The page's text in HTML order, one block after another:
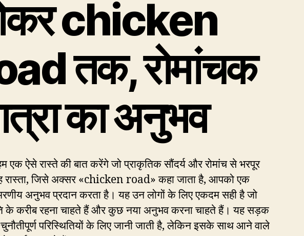
chicken
तक, रोमांचक
का अनुभव
एक ऐसे रास्ते की बात करेंगे जो प्राकृतिक सौंदर्य और रोमांच से भरपूर
रास्ता, जिसे अक्सर «chicken road» कहा जाता है, आपको एक
अनुभव प्रदान करता है। यह उन लोगों के लिए एकदम सही है जो
के करीब रहना चाहते हैं और कुछ नया अनुभव करना चाहते हैं। यह सड़क
परिस्थितियों के लिए जानी जाती है, लेकिन इसके साथ आने वाले